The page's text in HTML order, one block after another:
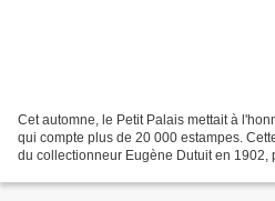
Cet automne, le Petit Palais mettait à
qui compte plus de 20 000 estampes.
du collectionneur Eugène Dutuit en 1902,